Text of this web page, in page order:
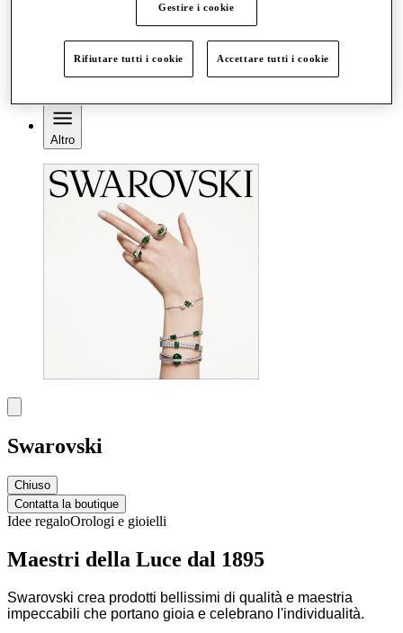
Cosa c'è in programma
Mangia e Bevi
Gift Card
Altro
Swarovski
Chiuso
Contatta la boutique
Idee regaloOrologi e gioielli
Maestri della Luce dal 1895
Swarovski crea prodotti bellissimi di qualità e maestria
impeccabili che portano gioia e celebrano l'individualità.
Gestire i cookie
Rifiutare tutti i cookie Accettare tutti i cookie